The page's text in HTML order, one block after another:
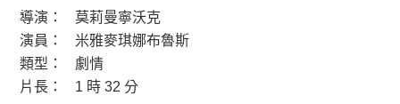
導演：
莫莉曼寧沃克
演員：
米雅麥琪娜布魯斯
類型：
劇情
片長：
1 時 32 分